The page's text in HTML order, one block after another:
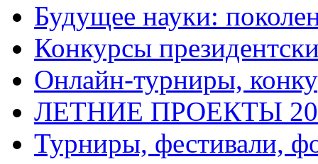
Будущее науки:
Конкурсы
Онлайн-турниры,
ЛЕТНИЕ ПРОЕКТЫ
Турниры, фестивали,